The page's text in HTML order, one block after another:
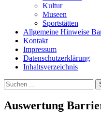
Kultur
Museen
Sportstätten
Allgemeine Hinweise
Kontakt
Impressum
Datenschutzerklärung
Inhaltsverzeichnis
Suche
Suchen
nach:
Auswertung